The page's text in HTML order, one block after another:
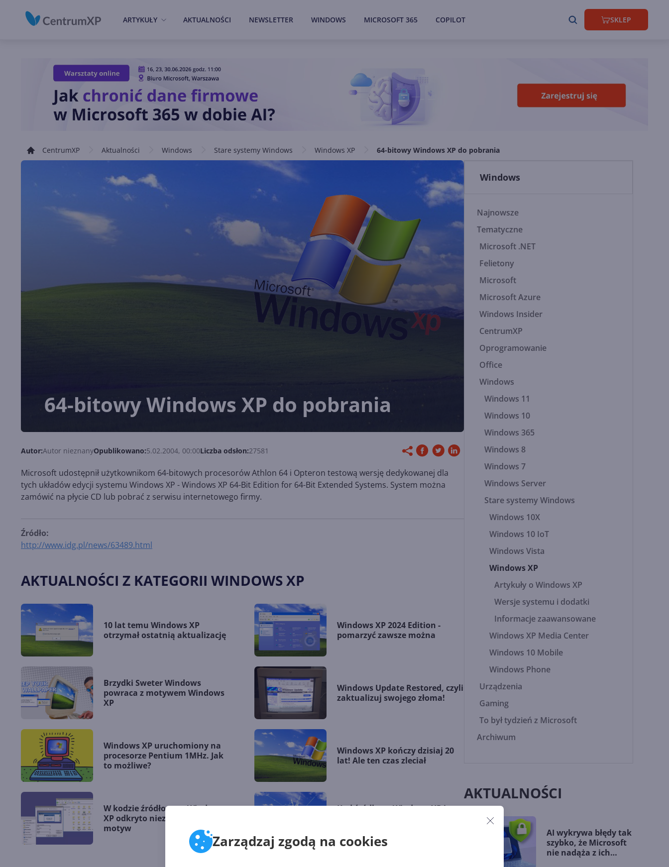
Zarządzaj zgodą na cookies
ARTYKUŁY AKTUALNOŚCI NEWSLETTER WINDOWS MICROSOFT 365 COPILOT SKLEP
CentrumXP Aktualności Windows Stare systemy Windows Windows XP 64-bitowy Windows XP do pobrania
64-bitowy Windows XP do pobrania
Autor:Autor nieznanyOpublikowano:5.02.2004, 00:00Liczba odsłon:27581
Microsoft udostępnił użytkownikom 64-bitowych procesorów Athlon 64 i Opteron testową wersję dedykowanej dla
tych układów edycji systemu Windows XP - Windows XP 64-Bit Edition for 64-Bit Extended Systems. System można
zamówić na płycie CD lub pobrać z serwisu internetowego firmy.
Źródło:
http://www.idg.pl/news/63489.html
AKTUALNOŚCI Z KATEGORII WINDOWS XP
10 lat temu Windows XP
otrzymał ostatnią aktualizację
Windows XP 2024 Edition -
pomarzyć zawsze można
Brzydki Sweter Windows
powraca z motywem Windows
XP
Windows Update Restored, czyli
zaktualizuj swojego złoma!
Windows XP uruchomiony na
procesorze Pentium 1MHz. Jak
to możliwe?
Windows XP kończy dzisiaj 20
lat! Ale ten czas zleciał
W kodzie źródłowym Windows
XP odkryto nieznany wcześniej
motyw
Kod źródłowy Windows XP i
Windows
Najnowsze
Tematyczne
Microsoft .NET
Felietony
Microsoft
Microsoft Azure
Windows Insider
CentrumXP
Oprogramowanie
Office
Windows
Windows 11
Windows 10
Windows 365
Windows 8
Windows 7
Windows Server
Stare systemy Windows
Windows 10X
Windows 10 IoT
Windows Vista
Windows XP
Artykuły o Windows XP
Wersje systemu i dodatki
Informacje zaawansowane
Windows XP Media Center
Windows 10 Mobile
Windows Phone
Urządzenia
Gaming
To był tydzień z Microsoft
Archiwum
AKTUALNOŚCI
AI wykrywa błędy tak
szybko, że Microsoft
nie nadąża z ich